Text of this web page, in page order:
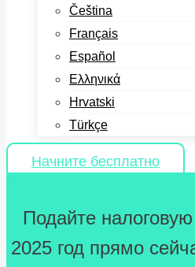
Čeština
Français
Español
Ελληνικά
Hrvatski
Türkçe
Начните бесплатно
Подайте
2025 год прямо